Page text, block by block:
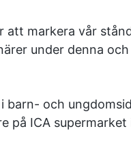
att markera vår
under denna
barn- och
på ICA supermarket